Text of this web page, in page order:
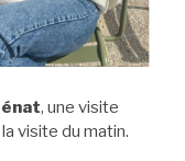
, une visite
visite du matin.